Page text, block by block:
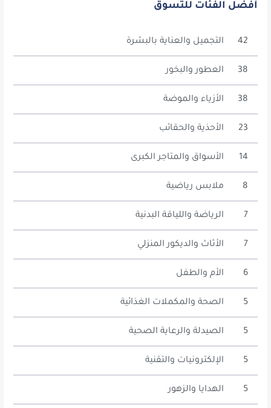
أفضل الفئات للتسوق
التجميل والعناية بالبشرة 42
العطور والبخور 38
الأزياء والموضة 38
الأحذية والحقائب 23
الأسواق والمتاجر الكبرى 14
ملابس رياضية 8
الرياضة واللياقة البدنية
الأثاث والديكور المنزلي
الأم والطفل 6
الصحة والمكملات الغذائية 5
الصيدلة والرعاية الصحية 5
الإلكترونيات والتقنية 5
الهدايا والزهور 5